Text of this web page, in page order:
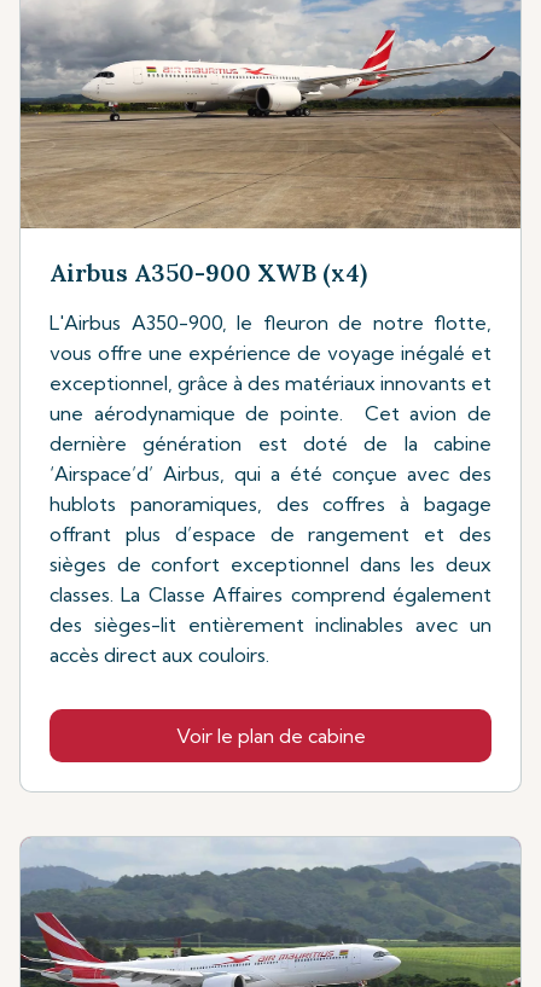
Airbus A350-900 XWB (x4)
L'Airbus A350-900, le fleuron de notre flotte,
vous offre une expérience de voyage inégalé et
exceptionnel, grâce à des matériaux innovants et
une aérodynamique de pointe. Cet avion de
dernière génération est doté de la cabine
‘Airspace’d’ Airbus, qui a été conçue avec des
hublots panoramiques, des coffres à bagage
offrant plus d’espace de rangement et des
sièges de confort exceptionnel dans les deux
classes. La Classe Affaires comprend également
des sièges-lit entièrement inclinables avec un
accès direct aux couloirs.
Voir le plan de cabine